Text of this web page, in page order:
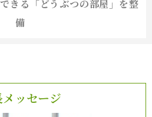
きる「どうぶつの部屋」を整
備
ッセージ